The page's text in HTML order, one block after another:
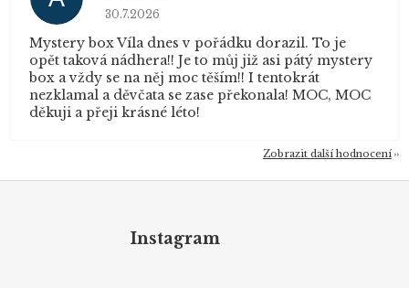
Hodnocení obchodu je 5 z 5 hvězdiček.
30.7.2026
Mystery box Víla dnes v pořádku dorazil. To je
opět taková nádhera!! Je to můj již asi pátý mystery
box a vždy se na něj moc těším!! I tentokrát
nezklamal a děvčata se zase překonala! MOC, MOC
děkuji a přeji krásné léto!
Zobrazit další hodnocení
Instagram